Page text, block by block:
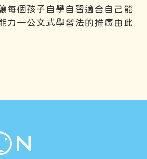
每個孩子自學自習適合自己能
力一公文式學習法的推廣由此